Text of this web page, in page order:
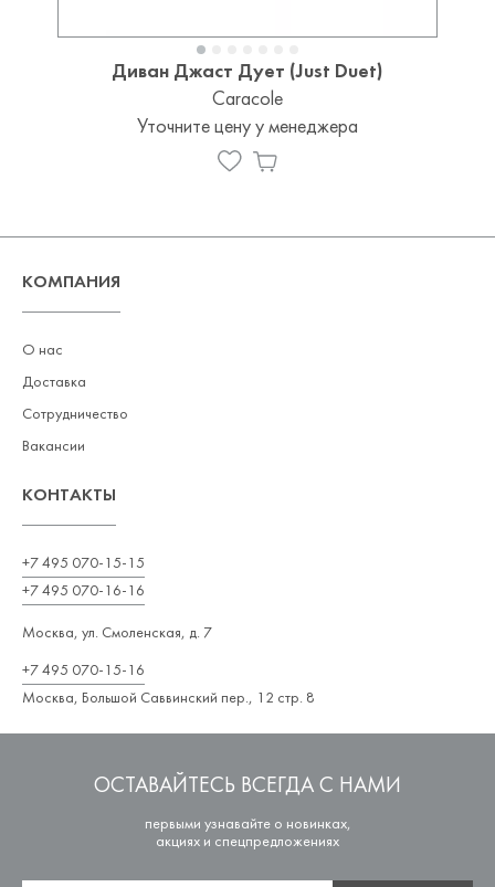
Диван Джаст Дует (Just Duet)
Caracole
Уточните цену у менеджера
КОМПАНИЯ
О нас
Доставка
Сотрудничество
Вакансии
КОНТАКТЫ
+7 495 070-15-15
+7 495 070-16-16
Москва, ул. Смоленская, д. 7
+7 495 070-15-16
Москва, Большой Саввинский пер., 12 стр. 8
ОСТАВАЙТЕСЬ ВСЕГДА С НАМИ
первыми узнавайте о новинках,
акциях и спецпредложениях